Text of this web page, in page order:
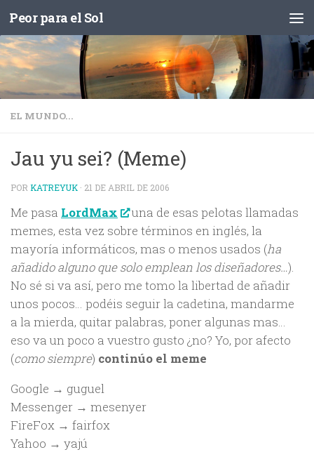
Saltar al contenido
Peor para el Sol
EL MUNDO...
Jau yu sei? (Meme)
POR KATREYUK · 21 DE ABRIL DE 2006
Me pasa LordMax
una de esas pelotas llamadas
memes, esta vez sobre términos en inglés, la
mayoría informáticos, mas o menos usados (ha
añadido alguno que solo emplean los diseñadores…).
No sé si va así, pero me tomo la libertad de añadir
unos pocos… podéis seguir la cadetina, mandarme
a la mierda, quitar palabras, poner algunas mas…
eso va un poco a vuestro gusto ¿no? Yo, por afecto
(como siempre) continúo el meme
Google → guguel
Messenger → mesenyer
FireFox → fairfox
Yahoo → yajú